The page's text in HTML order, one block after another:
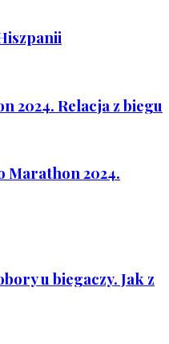
2024. Relacja z biegu
Marathon 2024.
u biegaczy. Jak z